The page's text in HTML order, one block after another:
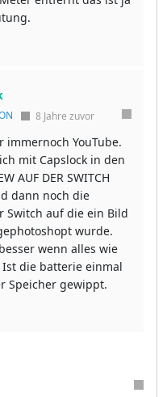
8 Jahre zuvor
immernoch YouTube.
mit Capslock in den
AUF DER SWITCH
dann noch die
Switch auf die ein Bild
wurde.
wenn alles wie
die batterie einmal
Speicher gewippt.